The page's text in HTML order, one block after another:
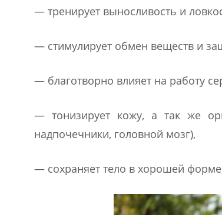
— тренирует выносливость и
— стимулирует обмен веществ и
— благотворно влияет на работу
— тонизирует кожу, а так же
надпочечники, головной мозг),
— сохраняет тело в хорошей